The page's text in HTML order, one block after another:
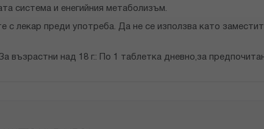
система и енегийния метаболизъм.
с лекар преди употреба. Да не се използва като
възрастни над 18 г.: По 1 таблетка дневно,за